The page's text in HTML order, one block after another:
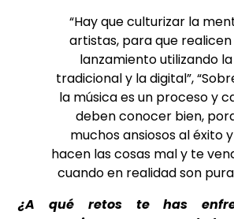
“Hay que culturizar la
artistas, para que realicen
lanzamiento utilizando
tradicional y la digital”,
la música es un proceso y
deben conocer bien,
muchos ansiosos al éxito
hacen las cosas mal y te
cuando en realidad son
¿A qué retos te has